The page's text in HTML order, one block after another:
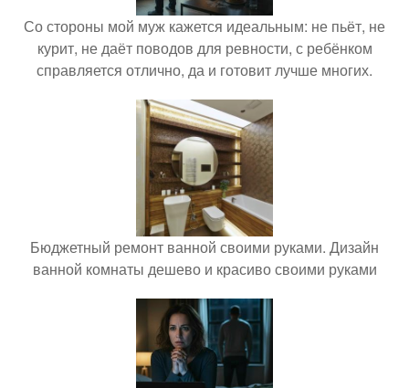
Со стороны мой муж кажется идеальным: не пьёт, не
курит, не даёт поводов для ревности, с ребёнком
справляется отлично, да и готовит лучше многих.
Бюджетный ремонт ванной своими руками. Дизайн
ванной комнаты дешево и красиво своими руками